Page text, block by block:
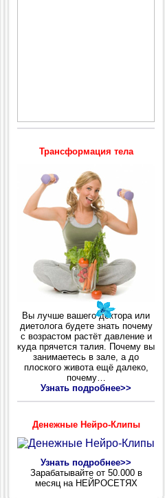
Трансформация тела
Вы лучше вашего доктора или
диетолога будете знать почему
с возрастом растёт давление и
куда прячется талия. Почему вы
занимаетесь в зале, а до
плоского живота ещё далеко,
почему…
Узнать подробнее>>
Денежные Нейро-Клипы
Узнать подробнее>>
Зарабатывайте от 50.000 в
месяц на НЕЙРОСЕТЯХ